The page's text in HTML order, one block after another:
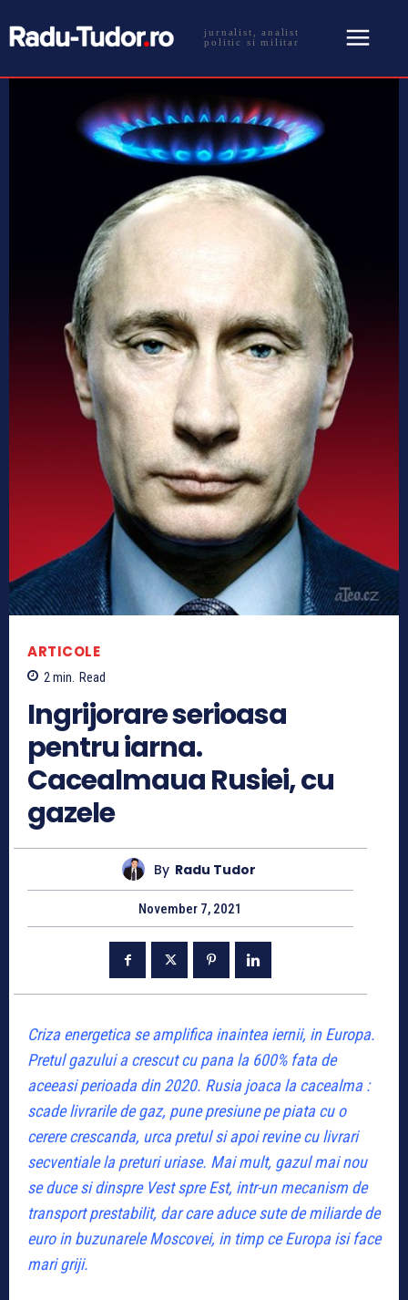
jurnalist, analist
politic si militar
ARTICOLE
2min. Read
Ingrijorare serioasa
pentru iarna.
Cacealmaua Rusiei, cu
gazele
By Radu Tudor
November 7, 2021
Criza energetica se amplifica inaintea iernii, in Europa.
Pretul gazului a crescut cu pana la 600% fata de
aceeasi perioada din 2020. Rusia joaca la cacealma :
scade livrarile de gaz, pune presiune pe piata cu o
cerere crescanda, urca pretul si apoi revine cu livrari
secventiale la preturi uriase. Mai mult, gazul mai nou
se duce si dinspre Vest spre Est, intr-un mecanism de
transport prestabilit, dar care aduce sute de miliarde de
euro in buzunarele Moscovei, in timp ce Europa isi face
mari griji.